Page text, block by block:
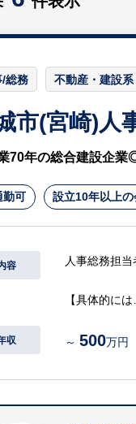
/総務 不動産・建設系
市(宮崎)人
70年の総合建設企
勤可 設立10年以上の
容 人事総務担
【具体的には
・人事体制
・総務
収 ～ 500万円